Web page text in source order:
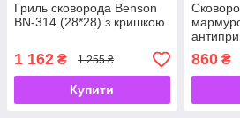
Гриль сковорода Benson
BN-314 (28*28) з кришкою
1 162 ₴ 1 255 ₴
Купити
Benson
860₴